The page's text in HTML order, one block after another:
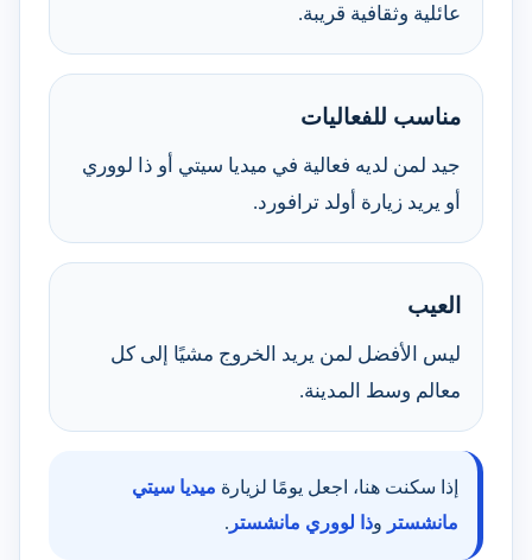
عائلية وثقافية قريبة.
مناسب للفعاليات
جيد لمن لديه فعالية في ميديا سيتي أو ذا لووري
أو يريد زيارة أولد ترافورد.
العيب
ليس الأفضل لمن يريد الخروج مشيًا إلى كل
معالم وسط المدينة.
إذا سكنت هنا، اجعل يومًا لزيارة ميديا سيتي
مانشستر وذا لووري مانشستر .